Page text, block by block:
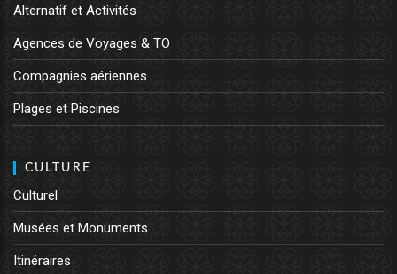
Alternatif et Activités
Agences de Voyages & TO
Compagnies aériennes
Plages et Piscines
CULTURE
Culturel
Musées et Monuments
Itinéraires